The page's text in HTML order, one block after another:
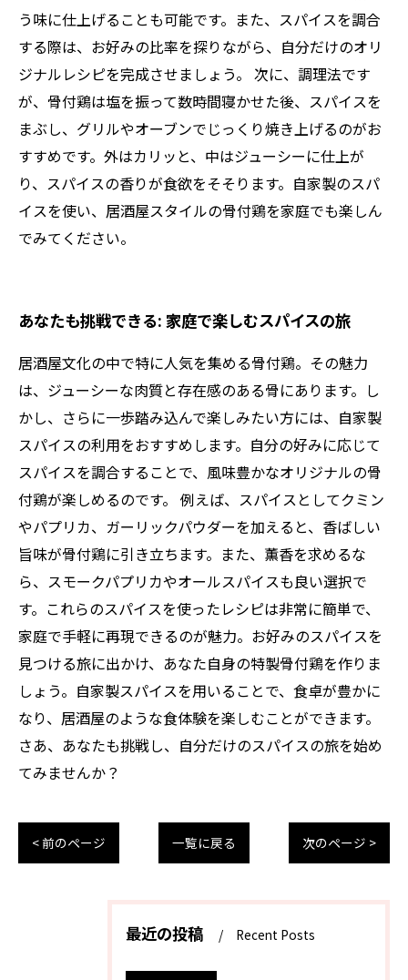
う味に仕上げることも可能です。また、スパイスを調合
する際は、お好みの比率を探りながら、自分だけのオリ
ジナルレシピを完成させましょう。 次に、調理法です
が、骨付鶏は塩を振って数時間寝かせた後、スパイスを
まぶし、グリルやオーブンでじっくり焼き上げるのがお
すすめです。外はカリッと、中はジューシーに仕上が
り、スパイスの香りが食欲をそそります。自家製のスパ
イスを使い、居酒屋スタイルの骨付鶏を家庭でも楽しん
でみてください。
あなたも挑戦できる: 家庭で楽しむスパイスの旅
居酒屋文化の中で特に人気を集める骨付鶏。その魅力
は、ジューシーな肉質と存在感のある骨にあります。し
かし、さらに一歩踏み込んで楽しみたい方には、自家製
スパイスの利用をおすすめします。自分の好みに応じて
スパイスを調合することで、風味豊かなオリジナルの骨
付鶏が楽しめるのです。 例えば、スパイスとしてクミン
やパプリカ、ガーリックパウダーを加えると、香ばしい
旨味が骨付鶏に引き立ちます。また、薫香を求めるな
ら、スモークパプリカやオールスパイスも良い選択で
す。これらのスパイスを使ったレシピは非常に簡単で、
家庭で手軽に再現できるのが魅力。お好みのスパイスを
見つける旅に出かけ、あなた自身の特製骨付鶏を作りま
しょう。自家製スパイスを用いることで、食卓が豊かに
なり、居酒屋のような食体験を楽しむことができます。
さあ、あなたも挑戦し、自分だけのスパイスの旅を始め
てみませんか？
< 前のページ 一覧に戻る 次のページ >
最近の投稿 Recent Posts